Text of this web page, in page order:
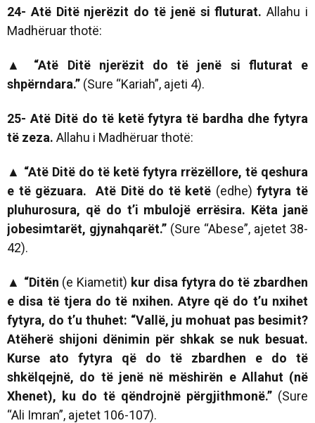
24- Atë Ditë njerëzit do të jenë si fluturat.Allahu i
Madhëruar thotë:
▲ “Atë Ditë njerëzit do të jenë si fluturat e
shpërndara.” (Sure “Kariah”, ajeti 4).
25- Atë Ditë do të ketë fytyra të bardha dhe fytyra
të zeza. Allahu i Madhëruar thotë:
▲ “Atë Ditë do të ketë fytyra rrëzëllore, të qeshura
e të gëzuara. Atë Ditë do të ketë (edhe) fytyra të
pluhurosura, që do t’i mbulojë errësira. Këta janë
jobesimtarët, gjynahqarët.” (Sure “Abese”, ajetet 38-
42).
▲ “Ditën (e Kiametit) kur disa fytyra do të zbardhen
e disa të tjera do të nxihen. Atyre që do t’u nxihet
fytyra, do t’u thuhet: “Vallë, ju mohuat pas besimit?
Atëherë shijoni dënimin për shkak se nuk besuat.
Kurse ato fytyra që do të zbardhen e do të
shkëlqejnë, do të jenë në mëshirën e Allahut (në
Xhenet), ku do të qëndrojnë përgjithmonë.” (Sure
“Ali Imran”, ajetet 106-107).